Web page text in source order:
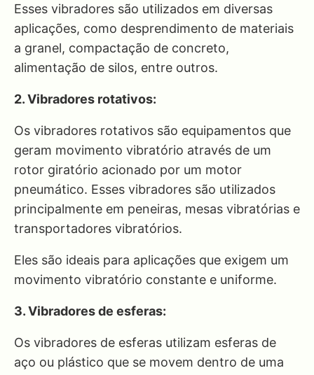
Esses vibradores são utilizados em diversas
aplicações, como desprendimento de materiais
a granel, compactação de concreto,
alimentação de silos, entre outros.
2. Vibradores rotativos:
Os vibradores rotativos são equipamentos que
geram movimento vibratório através de um
rotor giratório acionado por um motor
pneumático. Esses vibradores são utilizados
principalmente em peneiras, mesas vibratórias e
transportadores vibratórios.
Eles são ideais para aplicações que exigem um
movimento vibratório constante e uniforme.
3. Vibradores de esferas:
Os vibradores de esferas utilizam esferas de
aço ou plástico que se movem dentro de uma